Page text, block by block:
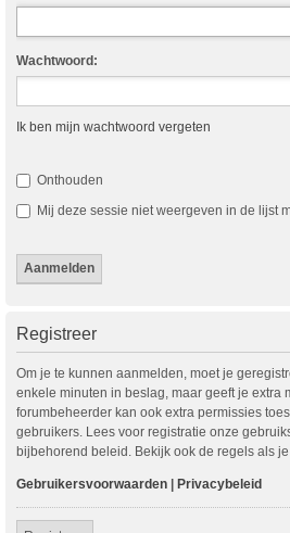
Wachtwoord:
Ik ben mijn wachtwoord vergeten
Onthouden
Mij deze sessie niet weergeven in de lijst
Registreer
Om je te kunnen aanmelden, moet je
enkele minuten in beslag, maar geeft je extra
forumbeheerder kan ook extra permissies
gebruikers. Lees voor registratie onze
bijbehorend beleid. Bekijk ook de regels als
Gebruikersvoorwaarden | Privacybeleid